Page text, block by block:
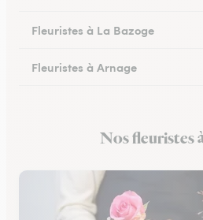
Fleuristes à La Bazoge
Fleuristes à Arnage
Fleuristes à MamersNos fleuristes